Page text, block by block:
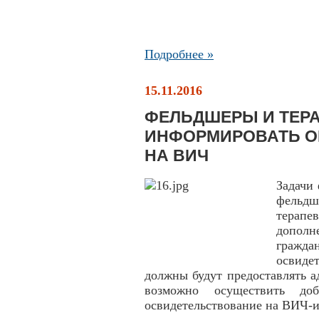
Подробнее »
15.11.2016
ФЕЛЬДШЕРЫ И
ИНФОРМИРОВАТЬ
НА ВИЧ
должны будут предоставлять
возможно осуществить
освидетельствование на